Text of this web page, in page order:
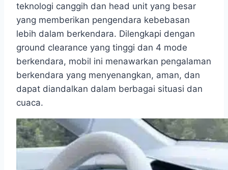
teknologi canggih dan head unit yang besar
yang memberikan pengendara kebebasan
lebih dalam berkendara. Dilengkapi dengan
ground clearance yang tinggi dan 4 mode
berkendara, mobil ini menawarkan pengalaman
berkendara yang menyenangkan, aman, dan
dapat diandalkan dalam berbagai situasi dan
cuaca.